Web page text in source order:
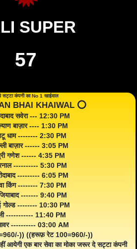
SUPER
57
सट्टा कंपनी का No 1 खाईवाल
BHAI KHAIWAL ⭕️
सवेरा --- 12:30 PM
बाज़ार ---- 1:30 PM
धाम -------- 2:30 PM
बाज़ार ------ 3:05 PM
गणेश ------ 4:35 PM
---------- 5:30 PM
--------- 6:05 PM
किंग -------- 7:30 PM
------- 9:40 PM
गोल्ड -------- 10:30 PM
----------- 11:40 PM
---------- 03:00 AM
)) ((हरूफ़ रेट 100=960/-))
आयेगी एक बार सेवा का मोका जरूर दे सट्टा कंपनी